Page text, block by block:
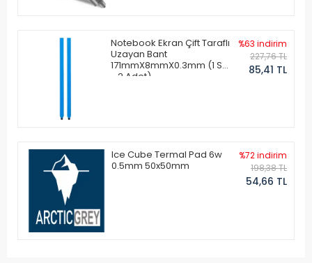
Notebook Ekran Çift Taraflı
Uzayan Bant
171mmX8mmX0.3mm (1 Set
- 2 Adet)
%63 indirim
227,76 TL
85,41 TL
Ice Cube Termal Pad 6w
0.5mm 50x50mm
%72 indirim
198,38 TL
54,66 TL